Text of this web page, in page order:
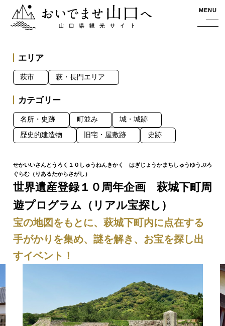
おいでませ山口へー山口県観光サイト MENU
世界遺産登録１０周年企画 萩城下町周
遊プログラム（リアル宝探し）
宝の地図をもとに、萩城下町内に点在する
手がかりを集め、謎を解き、お宝を探し出
すイベント！
エリア
萩市 萩・長門エリア
カテゴリー
名所・史跡 町並み 城・城跡
歴史的建造物 旧宅・屋敷跡 史跡